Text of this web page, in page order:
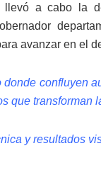
a cabo la
avanzar en el
confluyen
que transforman
y resultados